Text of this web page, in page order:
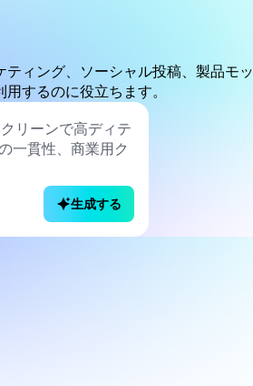
ィング、ソーシャル投稿、製品モッ
するのに役立ちます。
生成する